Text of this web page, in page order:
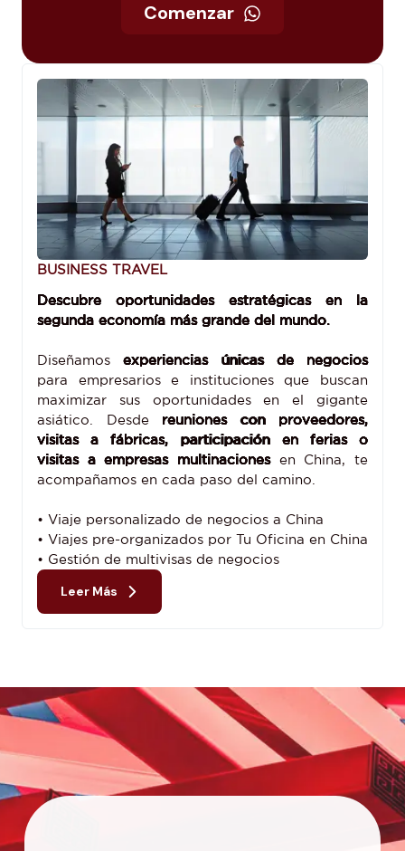
Comenzar
BUSINESS TRAVEL
Descubre oportunidades estratégicas en la
segunda economía más grande del mundo.
Diseñamosexperiencias únicas de negocios
para empresarios e instituciones que buscan
maximizar sus oportunidades en el gigante
asiático. Desde reuniones con proveedores,
visitas a fábricas, participación en ferias o
visitas a empresas multinacionesen China, te
acompañamos en cada paso del camino.
• Viaje personalizado de negocios a China
• Viajes pre-organizados por Tu Oficina en China
• Gestión de multivisas de negocios
Leer Más